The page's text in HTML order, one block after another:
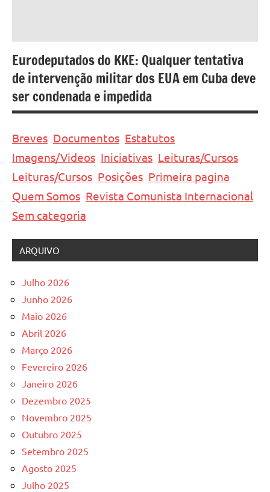
Eurodeputados do KKE: Qualquer tentativa
de intervenção militar dos EUA em Cuba deve
ser condenada e impedida
Breves Documentos Estatutos
Imagens/Videos Iniciativas Leituras/Cursos
Leituras/Cursos Posições Primeira pagina
Quem Somos Revista Comunista Internacional
Sem categoria
ARQUIVO
Julho 2026
Junho 2026
Maio 2026
Abril 2026
Março 2026
Fevereiro 2026
Janeiro 2026
Dezembro 2025
Novembro 2025
Outubro 2025
Setembro 2025
Agosto 2025
Julho 2025